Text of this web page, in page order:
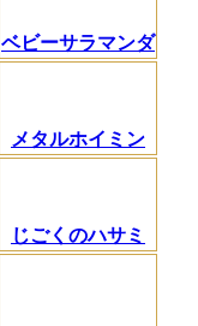
ベビーサラマンダ
メタルホイミン
じごくのハサミ